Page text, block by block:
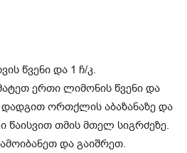
წვენი და 1 ჩ/კ.
ერთი ლიმონის წვენი და
ორთქლის აბაზანაზე და
თმის მთელ სიგრძეზე.
და გაიშრეთ.